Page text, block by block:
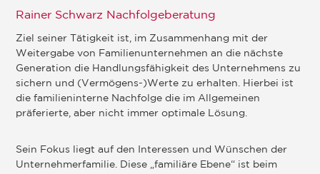
Rainer Schwarz Nachfolgeberatung
Ziel seiner Tätigkeit ist, im Zusammenhang mit der
Weitergabe von Familienunternehmen an die nächste
Generation die Handlungsfähigkeit des Unternehmens zu
sichern und (Vermögens-)Werte zu erhalten. Hierbei ist
die familieninterne Nachfolge die im Allgemeinen
präferierte, aber nicht immer optimale Lösung.
Sein Fokus liegt auf den Interessen und Wünschen der
Unternehmerfamilie. Diese „familiäre Ebene“ ist beim